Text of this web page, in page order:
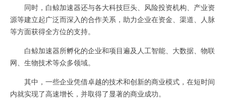
同时，白鲸加速器还与各大科技巨头、风险投资机构、产业资
源等建立起广泛而深入的合作关系，助力企业在资金、渠道、人脉
等方面获得全方位的支持。
白鲸加速器所孵化的企业和项目遍及人工智能、大数据、物联
网、生物技术等众多领域。
其中，一些企业凭借卓越的技术和创新的商业模式，在短时间
内就实现了高速增长，并取得了显著的商业成功。